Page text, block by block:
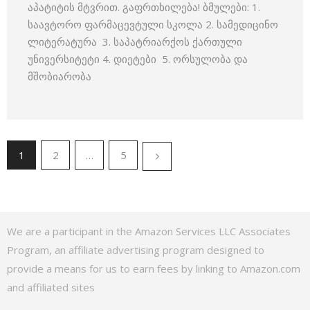
აპატიტის მტვრით. გაფრთხილება! ბმულები: 1.
საავტორო ფარმაცევტული სკოლა 2. სამედიცინო
ლიტერატურა 3. საპატრიარქოს ქართული
უნივერსიტეტი 4. დიეტები 5. ორსულობა და
მშობიარობა
1 2 … 5
We are a participant in the Amazon Services LLC Associates
Program, an affiliate advertising program designed to
provide a means for us to earn fees by linking to Amazon.com
and affiliated sites